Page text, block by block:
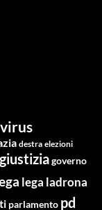
destra elezioni
giustiziagoverno
lega ladrona
parlamento pd